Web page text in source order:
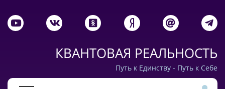
КВАНТОВАЯ РЕАЛЬНОСТЬ
Путь к Единству - Путь к Себе